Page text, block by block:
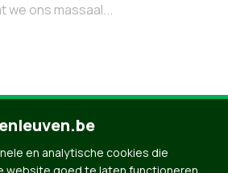
we ons massaal...
6 7
en analytische cookies die